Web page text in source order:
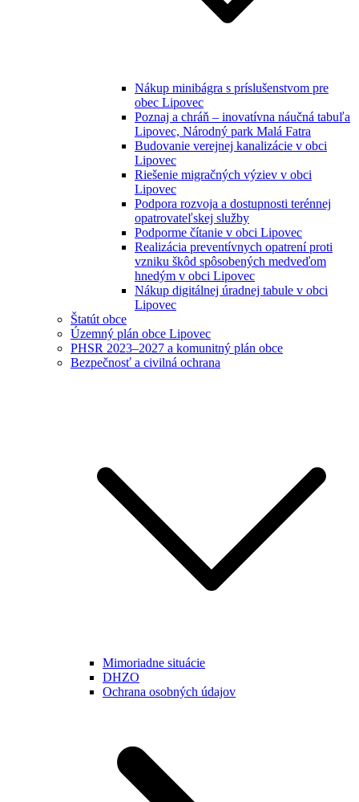
Nákup minibágra s príslušenstvom pre
obec Lipovec
Poznaj a chráň – inovatívna náučná tabuľa
Lipovec, Národný park Malá Fatra
Budovanie verejnej kanalizácie v obci
Lipovec
Riešenie migračných výziev v obci
Lipovec
Podpora rozvoja a dostupnosti terénnej
opatrovateľskej služby
Podporme čítanie v obci Lipovec
Realizácia preventívnych opatrení proti
vzniku škôd spôsobených medveďom
hnedým v obci Lipovec
Nákup digitálnej úradnej tabule v obci
Lipovec
Štatút obce
Územný plán obce Lipovec
PHSR 2023–2027 a komunitný plán obce
Bezpečnosť a civilná ochrana
Mimoriadne situácie
DHZO
Ochrana osobných údajov